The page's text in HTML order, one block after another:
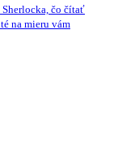
Sherlocka, čo čítať
na mieru vám